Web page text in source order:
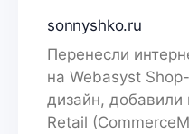
sonnyshko.ru
Перенесли
на Webasyst
дизайн, добавили
Retail